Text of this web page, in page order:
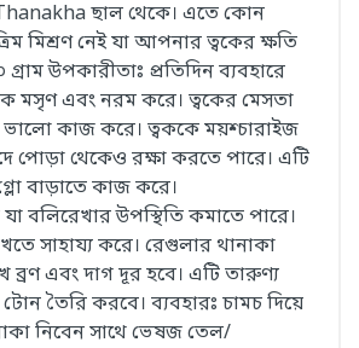
ছাল থেকে। এতে কোন
মিশ্রণ নেই যা আপনার ত্বকের ক্ষতি
উপকারীতাঃ প্রতিদিন ব্যবহারে
মসৃণ এবং নরম করে। ত্বকের মেসতা
কাজ করে। ত্বককে ময়শ্চারাইজ
পোড়া থেকেও রক্ষা করতে পারে। এটি
বাড়াতে কাজ করে।
যা বলিরেখার উপস্থিতি কমাতে পারে।
সাহায্য করে। রেগুলার থানাকা
ব্রণ এবং দাগ দূর হবে। এটি তারুণ্য
তৈরি করবে। ব্যবহারঃ চামচ দিয়ে
নিবেন সাথে ভেষজ তেল/